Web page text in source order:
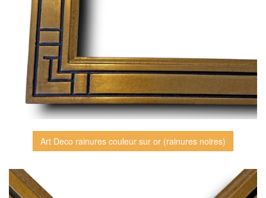
Art Deco rainures couleur sur or (rainures noires)